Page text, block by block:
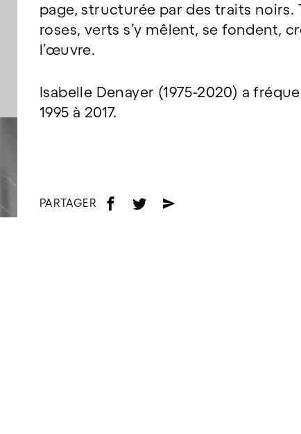
page, structurée par des traits noirs.
roses, verts s’y mêlent, se fondent,
l’œuvre.
Isabelle Denayer (1975-2020) a
1995 à 2017.
PARTAGER f t e